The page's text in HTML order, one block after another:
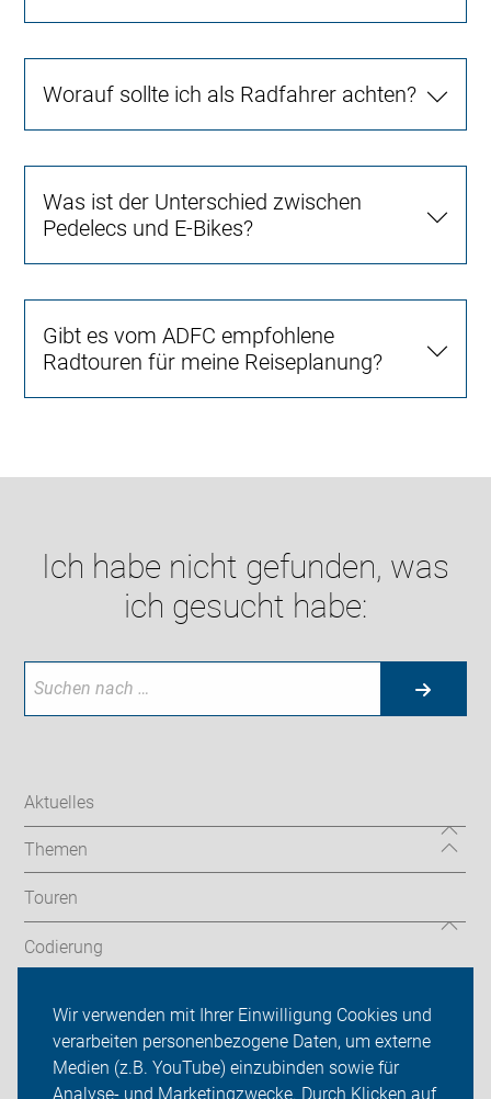
Wir verwenden mit Ihrer Einwilligung Cookies und
verarbeiten personenbezogene Daten, um externe
Medien (z.B. YouTube) einzubinden sowie für
Analyse- und Marketingzwecke. Durch Klicken auf
Worauf sollte ich als Radfahrer achten?
Was ist der Unterschied zwischen
Pedelecs und E-Bikes?
Gibt es vom ADFC empfohlene
Radtouren für meine Reiseplanung?
Ich habe nicht gefunden, was
ich gesucht habe:
Aktuelles
Themen
Touren
Codierung
ADFC Velbert